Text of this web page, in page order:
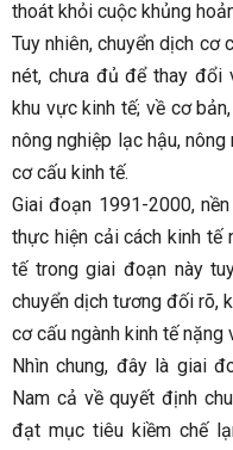
thoát khỏi cuộc khủng
Tuy nhiên, chuyển dịch cơ
nét, chưa đủ để thay đổi
khu vực kinh tế; về cơ
nông nghiệp lạc hậu,
cơ cấu kinh tế.
Giai đoạn 1991-2000,
thực hiện cải cách kinh tế
tế trong giai đoạn này
chuyển dịch tương đối rõ,
cơ cấu ngành kinh tế
Nhìn chung, đây là giai
Nam cả về quyết định
đạt mục tiêu kiềm chế